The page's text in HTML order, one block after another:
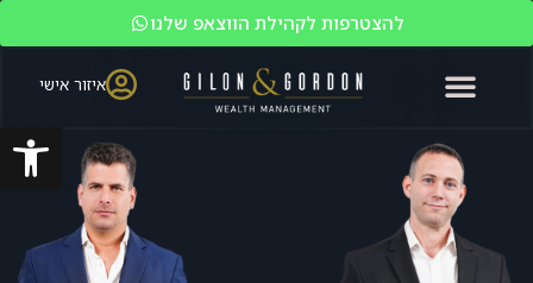
פתח
להצטרפות לקהילת הווצאפ שלנו
איזור אישי